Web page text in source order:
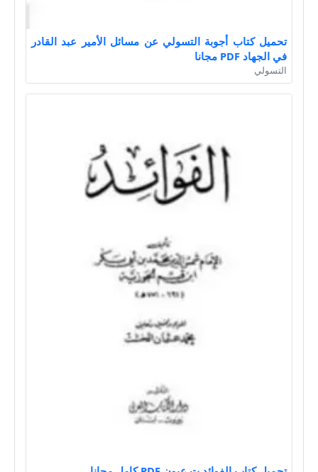
تحميل كتاب أجوبة التسولي عن مسائل الأمير عبد القادر
في الجهاد PDF مجانا
التسولي